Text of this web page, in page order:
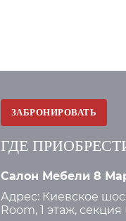
ЗАБРОНИРОВАТЬ
ГДЕ
Салон Мебели 8
Адрес: Киевское
Room, 1 этаж, секция